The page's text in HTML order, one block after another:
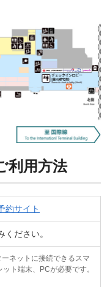
利用方法
約サイト
ください。
ネットに接続できるスマ
ト端末、PCが必要です。